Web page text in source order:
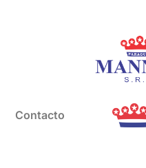
Contacto